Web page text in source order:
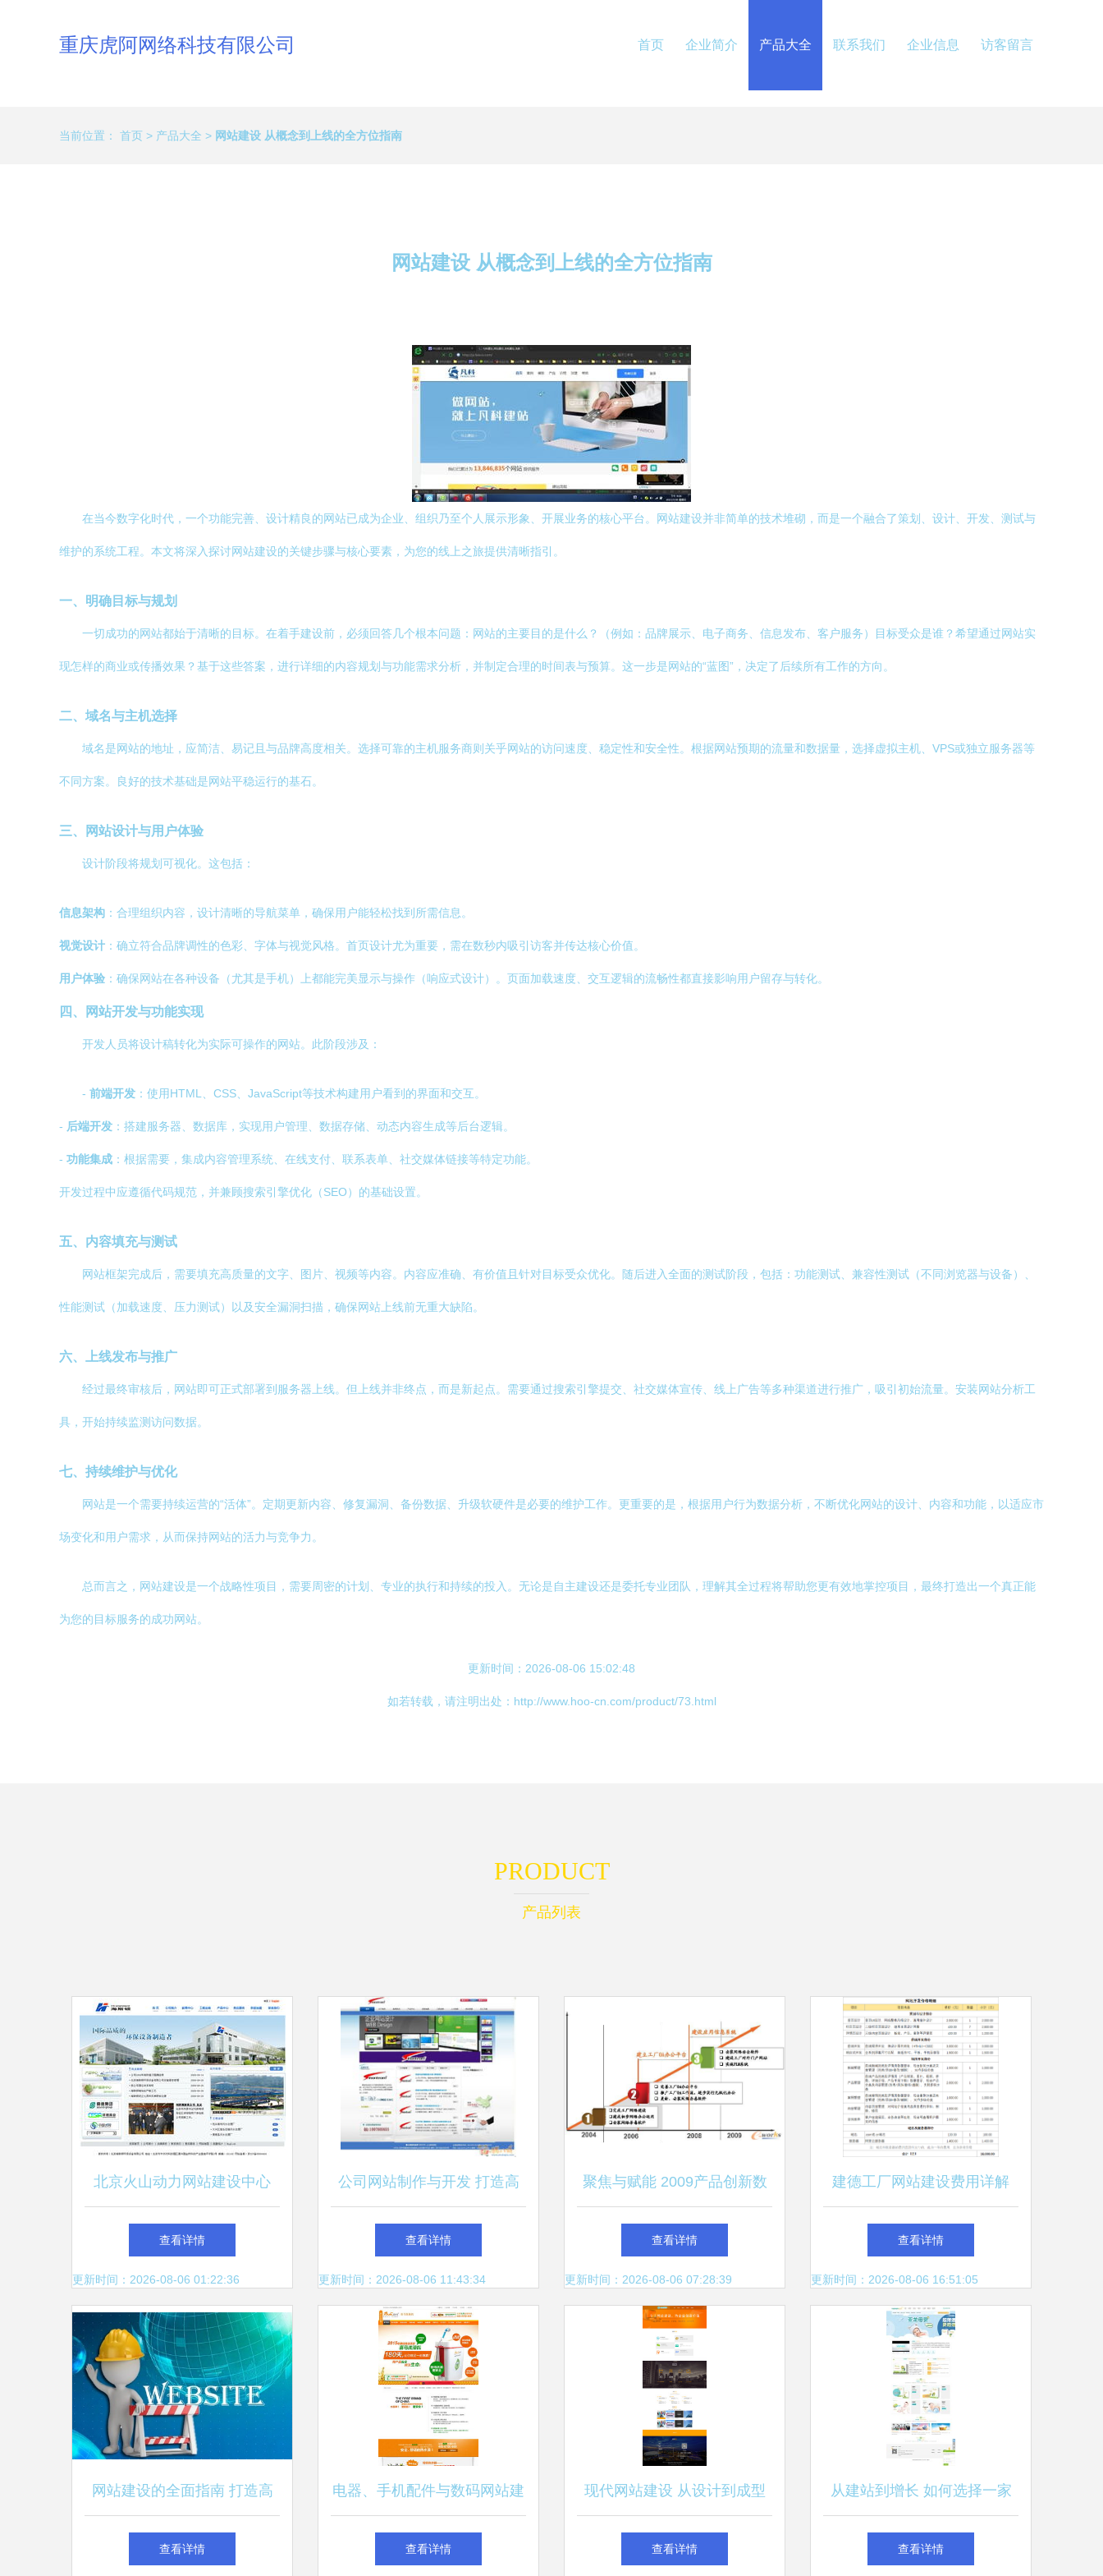
重庆虎阿网络科技有限公司 首页 企业简介 产品大全 联系我们 企业信息 访客留言
当前位置： 首页 > 产品大全 > 网站建设 从概念到上线的全方位指南
网站建设 从概念到上线的全方位指南
在当今数字化时代，一个功能完善、设计精良的网站已成为企业、组织乃至个人展示形象、开展业务的核心平台。网站建设并非简单的技术堆砌，而是一个融合了策划、设计、开发、测试与
维护的系统工程。本文将深入探讨网站建设的关键步骤与核心要素，为您的线上之旅提供清晰指引。
一、明确目标与规划
一切成功的网站都始于清晰的目标。在着手建设前，必须回答几个根本问题：网站的主要目的是什么？（例如：品牌展示、电子商务、信息发布、客户服务）目标受众是谁？希望通过网站实
现怎样的商业或传播效果？基于这些答案，进行详细的内容规划与功能需求分析，并制定合理的时间表与预算。这一步是网站的“蓝图”，决定了后续所有工作的方向。
二、域名与主机选择
域名是网站的地址，应简洁、易记且与品牌高度相关。选择可靠的主机服务商则关乎网站的访问速度、稳定性和安全性。根据网站预期的流量和数据量，选择虚拟主机、VPS或独立服务器等
不同方案。良好的技术基础是网站平稳运行的基石。
三、网站设计与用户体验
设计阶段将规划可视化。这包括：
信息架构 ：合理组织内容，设计清晰的导航菜单，确保用户能轻松找到所需信息。
视觉设计 ：确立符合品牌调性的色彩、字体与视觉风格。首页设计尤为重要，需在数秒内吸引访客并传达核心价值。
用户体验 ：确保网站在各种设备（尤其是手机）上都能完美显示与操作（响应式设计）。页面加载速度、交互逻辑的流畅性都直接影响用户留存与转化。
四、网站开发与功能实现
开发人员将设计稿转化为实际可操作的网站。此阶段涉及：
- 前端开发 ：使用HTML、CSS、JavaScript等技术构建用户看到的界面和交互。
- 后端开发 ：搭建服务器、数据库，实现用户管理、数据存储、动态内容生成等后台逻辑。
- 功能集成 ：根据需要，集成内容管理系统、在线支付、联系表单、社交媒体链接等特定功能。
开发过程中应遵循代码规范，并兼顾搜索引擎优化（SEO）的基础设置。
五、内容填充与测试
网站框架完成后，需要填充高质量的文字、图片、视频等内容。内容应准确、有价值且针对目标受众优化。随后进入全面的测试阶段，包括：功能测试、兼容性测试（不同浏览器与设备）、
性能测试（加载速度、压力测试）以及安全漏洞扫描，确保网站上线前无重大缺陷。
六、上线发布与推广
经过最终审核后，网站即可正式部署到服务器上线。但上线并非终点，而是新起点。需要通过搜索引擎提交、社交媒体宣传、线上广告等多种渠道进行推广，吸引初始流量。安装网站分析工
具，开始持续监测访问数据。
七、持续维护与优化
网站是一个需要持续运营的“活体”。定期更新内容、修复漏洞、备份数据、升级软硬件是必要的维护工作。更重要的是，根据用户行为数据分析，不断优化网站的设计、内容和功能，以适应市
场变化和用户需求，从而保持网站的活力与竞争力。
总而言之，网站建设是一个战略性项目，需要周密的计划、专业的执行和持续的投入。无论是自主建设还是委托专业团队，理解其全过程将帮助您更有效地掌控项目，最终打造出一个真正能
为您的目标服务的成功网站。
更新时间：2026-08-06 15:02:48
如若转载，请注明出处：http://www.hoo-cn.com/product/73.html
PRODUCT
产品列表
北京火山动力网站建设中心
以技术赋能品牌，打造数字时
代的企业新名片
查看详情
更新时间：2026-08-06 01:22:36
公司网站制作与开发 打造高
效、专业的网络门户
查看详情
更新时间：2026-08-06 11:43:34
聚焦与赋能 2009产品创新数
字化峰会汽车/摩托车/零配件
行业沙龙回顾与实践启示
查看详情
更新时间：2026-08-06 07:28:39
建德工厂网站建设费用详解
搭建网站成本与费用明细全分
析
查看详情
更新时间：2026-08-06 16:51:05
网站建设的全面指南 打造高
效数字化名片
查看详情
电器、手机配件与数码网站建
设 深度网营销案例深度解析
查看详情
现代网站建设 从设计到成型
的关键要素与趋势解析
查看详情
从建站到增长 如何选择一家
靠谱的网站建设方案优化提供
查看详情